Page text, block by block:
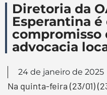
Diretoria da
Esperantina
compromisso
advocacia
24 de janeiro de 2025
Na quinta-feira (23/01)